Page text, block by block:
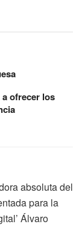
ofrecer los
absoluta del
para la
Álvaro